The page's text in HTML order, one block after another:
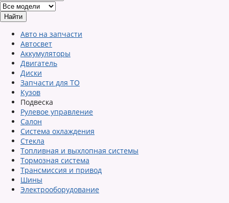
Авто на запчасти
Автосвет
Аккумуляторы
Двигатель
Диски
Запчасти для ТО
Кузов
Подвеска
Рулевое управление
Салон
Система охлаждения
Стекла
Топливная и выхлопная системы
Тормозная система
Трансмиссия и привод
Шины
Электрооборудование